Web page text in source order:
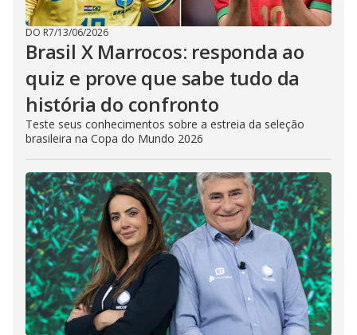
DO R7/13/06/2026
Brasil X Marrocos: responda ao
quiz e prove que sabe tudo da
história do confronto
Teste seus conhecimentos sobre a estreia da seleção
brasileira na Copa do Mundo 2026